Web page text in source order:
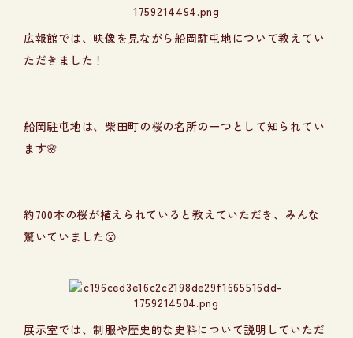
広報館では、映像を見ながら船岡駐屯地について教えてい
ただきました！
船岡駐屯地は、柴田町の桜の名所の一つとして知られてい
ます🌸
約700本の桜が植えられていると教えていただき、みんな
驚いていました😮
展示室では、制服や歴史的な史料について説明していただ